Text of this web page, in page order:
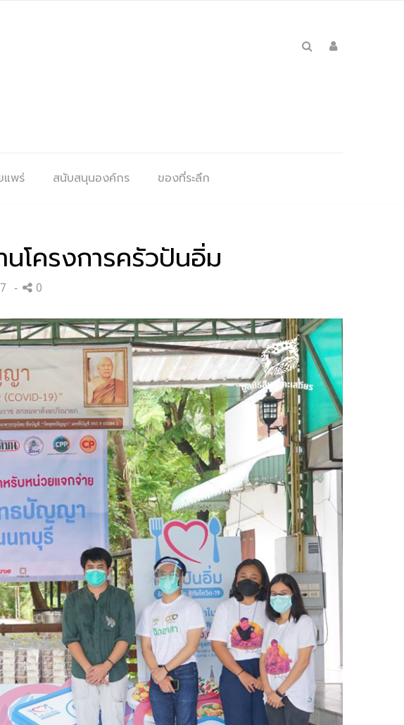
แพร่ สนับสนุนองค์กร ของที่ระลึก
โครงการครัวปันอิ่ม
0